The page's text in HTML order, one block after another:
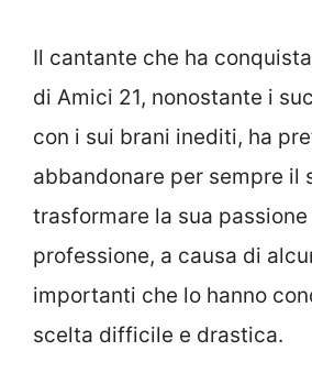
Il cantante che ha
di Amici 21, nonostante i
con i sui brani inediti, ha
abbandonare per sempre il
trasformare la sua passione
professione, a causa di
importanti che lo hanno
scelta difficile e drastica.